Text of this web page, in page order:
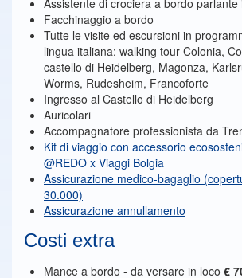
Facchinaggio a bordo
Tutte le visite ed escursioni in
lingua italiana: walking tour Colonia,
castello di Heidelberg, Magonza,
Worms, Rudesheim, Francoforte
Ingresso al Castello di Heidelberg
Auricolari
Accompagnatore professionista da
Kit di viaggio con accessorio
@REDO x Viaggi Bolgia
Assicurazione medico-bagaglio
30.000)
Assicurazione annullamento
Costi extra
Mance a bordo - da versare in loco €